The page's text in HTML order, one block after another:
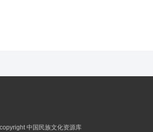
copyright 中国民族文化资源库